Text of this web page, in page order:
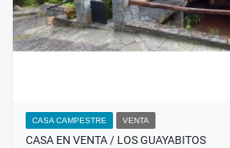
CASA CAMPESTRE VENTA
CASA EN VENTA / LOS GUAYABITOS